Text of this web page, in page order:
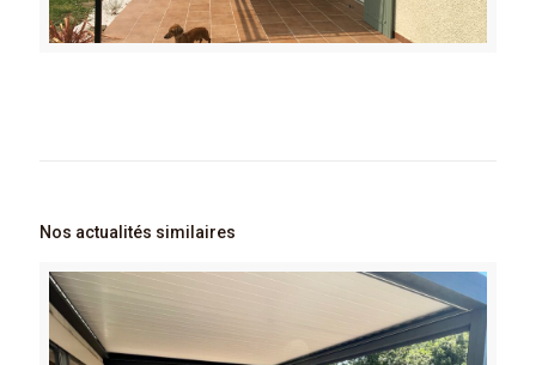
Nos actualités similaires